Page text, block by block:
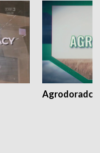
Agrodoradcy